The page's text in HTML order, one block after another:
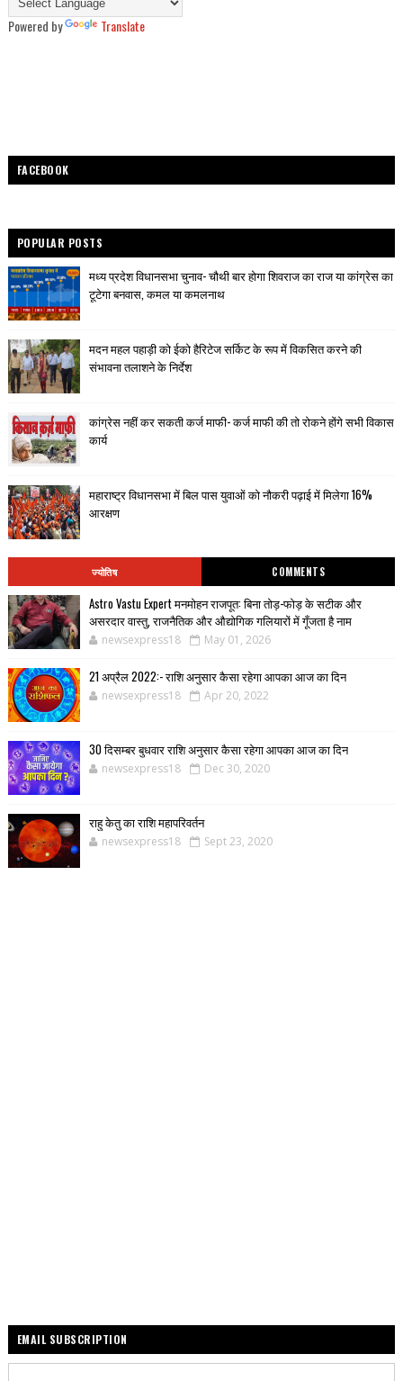
Powered by Translate
FACEBOOK
POPULAR POSTS
मध्य प्रदेश विधानसभा चुनाव- चौथी बार होगा शिवराज का राज या कांग्रेस का
टूटेगा बनवास, कमल या कमलनाथ
मदन महल पहाड़ी को ईको हैरिटेज सर्किट के रूप में विकसित करने की
संभावना तलाशने के निर्देश
कांग्रेस नहीं कर सकती कर्ज माफी- कर्ज माफी की तो रोकने होंगे सभी विकास
कार्य
महाराष्ट्र विधानसभा में बिल पास युवाओं को नौकरी पढ़ाई में मिलेगा 16%
आरक्षण
ज्योतिष COMMENTS
Astro Vastu Expert मनमोहन राजपूत: बिना तोड़-फोड़ के सटीक और
असरदार वास्तु, राजनैतिक और औद्योगिक गलियारों में गूँजता है नाम
newsexpress18 May 01, 2026
21 अप्रैल 2022:- राशि अनुसार कैसा रहेगा आपका आज का दिन
newsexpress18 Apr 20, 2022
30 दिसम्बर बुधवार राशि अनुसार कैसा रहेगा आपका आज का दिन
newsexpress18 Dec 30, 2020
राहु केतु का राशि महापरिवर्तन
newsexpress18 Sept 23, 2020
EMAIL SUBSCRIPTION